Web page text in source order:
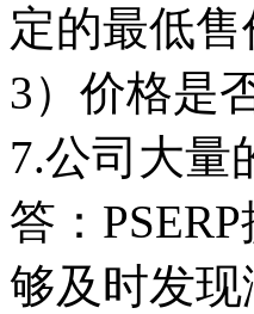
定的最低
3）价格是
7.公司大量
答：
够及时发